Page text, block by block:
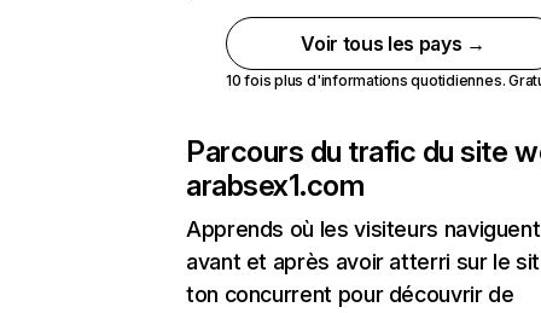
Voir tous les pays →
10 fois plus d'informations quotidiennes.
Parcours du trafic du site
arabsex1.com
Apprends où les visiteurs naviguent
avant et après avoir atterri sur le
ton concurrent pour découvrir de